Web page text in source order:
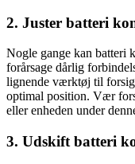
2. Juster batteri
Nogle gange kan batteri
forårsage dårlig
lignende værktøj til
optimal position. Vær
eller enheden under
3. Udskift batteri